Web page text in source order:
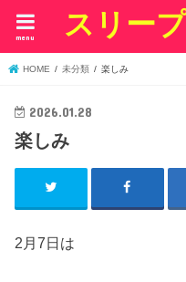
スリー
menu
HOME 未分類 楽しみ
2026.01.28
楽しみ
2月7日は